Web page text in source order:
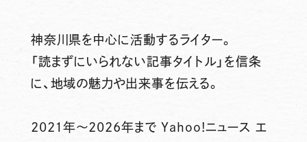
神奈川県を中心に活動するライター。
「読まずにいられない記事タイトル」を信条
に、地域の魅力や出来事を伝える。
2021年～2026年まで Yahoo!ニュース エ